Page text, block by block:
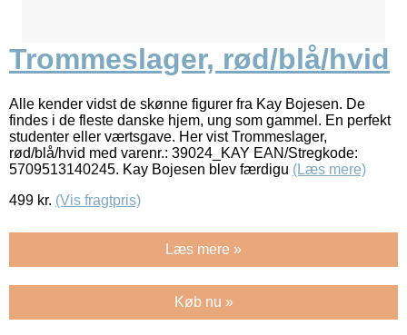
Trommeslager, rød/blå/hvid
Alle kender vidst de skønne figurer fra Kay Bojesen. De
findes i de fleste danske hjem, ung som gammel. En perfekt
studenter eller værtsgave. Her vist Trommeslager,
rød/blå/hvid med varenr.: 39024_KAY EAN/Stregkode:
5709513140245. Kay Bojesen blev færdigu (Læs mere)
499 kr. (Vis fragtpris)
Læs mere »
Køb nu »